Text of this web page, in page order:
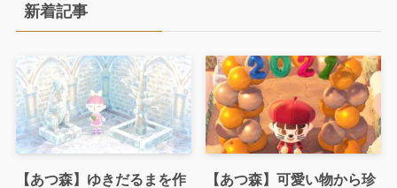
新着記事
【あつ森】ゆきだるまを作
【あつ森】可愛い物から珍